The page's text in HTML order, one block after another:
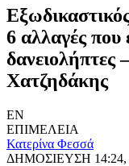
6 αλλαγές που
Χατζηδάκης
EN
ΕΠΙΜΕΛΕΙΑ
Κατερίνα Φεσσά
ΔΗΜΟΣΙΕΥΣΗ